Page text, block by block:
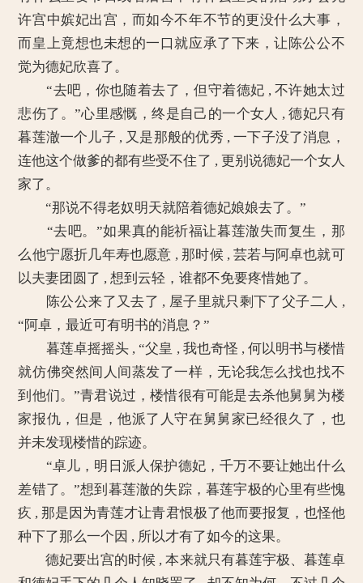
许宫中嫔妃出宫，而如今不年不节的更没什么大事，
而皇上竟想也未想的一口就应承了下来，让陈公公不
觉为德妃欣喜了。
“去吧，你也随着去了，但守着德妃 , 不许她太过
悲伤了。”心里感慨，终是自己的一个女人 , 德妃只有
暮莲澈一个儿子 , 又是那般的优秀 , 一下子没了消息，
连他这个做爹的都有些受不住了 , 更别说德妃一个女人
家了。
“那说不得老奴明天就陪着德妃娘娘去了。”
“去吧。”如果真的能祈福让暮莲澈失而复生，那
么他宁愿折几年寿也愿意 , 那时候 , 芸若与阿卓也就可
以夫妻团圆了 , 想到云轻，谁都不免要疼惜她了。
陈公公来了又去了 , 屋子里就只剩下了父子二人 ,
“阿卓，最近可有明书的消息？”
暮莲卓摇摇头 , “父皇 , 我也奇怪 , 何以明书与楼惜
就仿佛突然间人间蒸发了一样，无论我怎么找也找不
到他们。”青君说过，楼惜很有可能是去杀他舅舅为楼
家报仇，但是，他派了人守在舅舅家已经很久了，也
并未发现楼惜的踪迹。
“卓儿，明日派人保护德妃，千万不要让她出什么
差错了。”想到暮莲澈的失踪，暮莲宇极的心里有些愧
疚 , 那是因为青莲才让青君恨极了他而要报复，也怪他
种下了那么一个因 , 所以才有了如今的这果。
德妃要出宫的时候 , 本来就只有暮莲宇极、暮莲卓